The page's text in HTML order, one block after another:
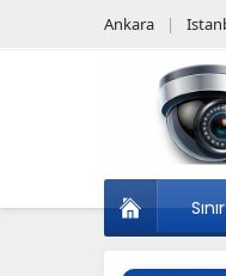
Ankara